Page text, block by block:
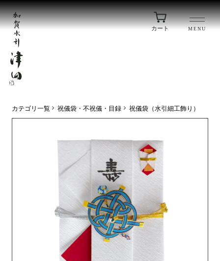
MENU
カート
カテゴリ一覧 祝儀袋・不祝儀・目録 祝儀袋（水引細工飾り）